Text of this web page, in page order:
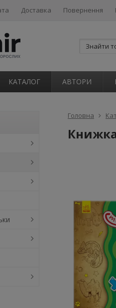
Доставка Повернення
КАТАЛОГ АВТОРИ
Головна